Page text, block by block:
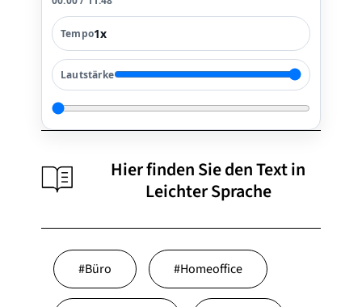
Tempo
Lautstärke
Hier finden Sie den Text in
Leichter Sprache
#Büro #Homeoffice